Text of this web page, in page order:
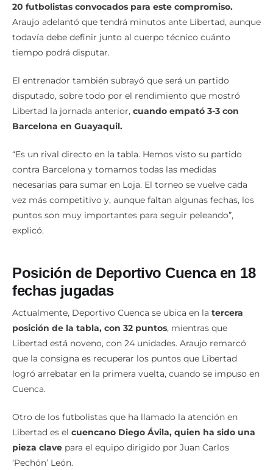
20 futbolistas convocados para este compromiso.
Araujo adelantó que tendrá minutos ante Libertad, aunque
todavía debe definir junto al cuerpo técnico cuánto
tiempo podrá disputar.
El entrenador también subrayó que será un partido
disputado, sobre todo por el rendimiento que mostró
Libertad la jornada anterior, cuando empató 3-3 con
Barcelona en Guayaquil.
“Es un rival directo en la tabla. Hemos visto su partido
contra Barcelona y tomamos todas las medidas
necesarias para sumar en Loja. El torneo se vuelve cada
vez más competitivo y, aunque faltan algunas fechas, los
puntos son muy importantes para seguir peleando”,
explicó.
Posición de Deportivo Cuenca en 18
fechas jugadas
Actualmente, Deportivo Cuenca se ubica en la tercera
posición de la tabla, con 32 puntos, mientras que
Libertad está noveno, con 24 unidades. Araujo remarcó
que la consigna es recuperar los puntos que Libertad
logró arrebatar en la primera vuelta, cuando se impuso en
Cuenca.
Otro de los futbolistas que ha llamado la atención en
Libertad es el cuencano Diego Ávila, quien ha sido una
pieza clave para el equipo dirigido por Juan Carlos
‘Pechón’ León.